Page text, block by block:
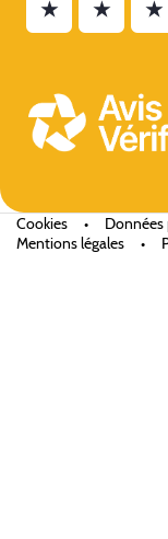
★ ★ ★
Cookies • Données
Mentions légales
•